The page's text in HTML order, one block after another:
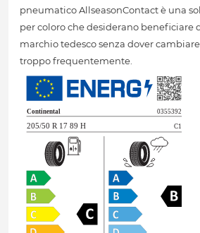
pneumatico AllseasonContact è una
per coloro che desiderano beneficiare
marchio tedesco senza dover
troppo frequentemente.